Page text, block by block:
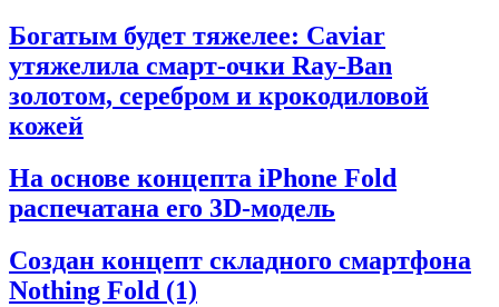
Богатым будет тяжелее: Caviar
утяжелила смарт-очки Ray-Ban
золотом, серебром и крокодиловой
кожей
На основе концепта iPhone Fold
распечатана его 3D-модель
Создан концепт складного смартфона
Nothing Fold (1)